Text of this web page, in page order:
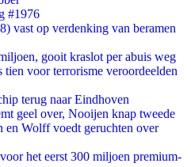
#1976
vast op verdenking van beramen
gooit kraslot per abuis weg
tien voor terrorisme veroordeelden
terug naar Eindhoven
geel over, Nooijen knap tweede
en Wolff voedt geruchten over
het eerst 300 miljoen premium-